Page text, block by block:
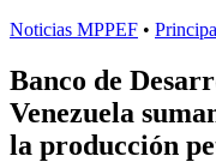
Noticias MPPEF •
Banco de
Venezuela
la producción